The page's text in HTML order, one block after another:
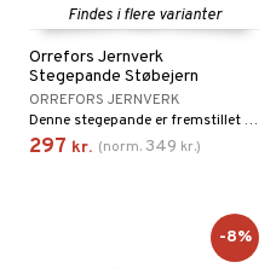
Findes i flere varianter
Orrefors Jernverk
Stegepande Støbejern
ORREFORS JERNVERK
Denne stegepande er fremstillet af støbejern af høj kvalitet og er udrustet med et håndtag af akacietræ.
297 kr. (norm. 349 kr.)
-8%